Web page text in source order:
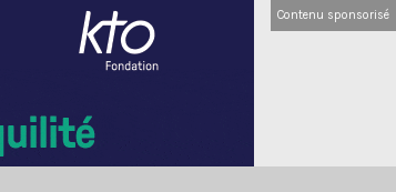
Contenu sponsorisé